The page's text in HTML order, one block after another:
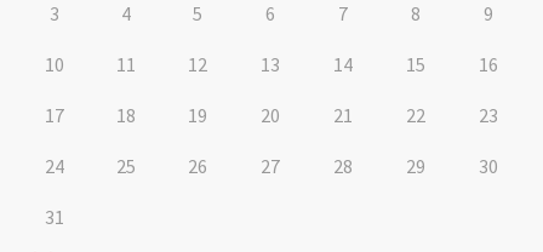
3 4 5 6 7 8 9
10 11 12 13 14 15 16
17 18 19 20 21 22 23
24 25 26 27 28 29 30
31